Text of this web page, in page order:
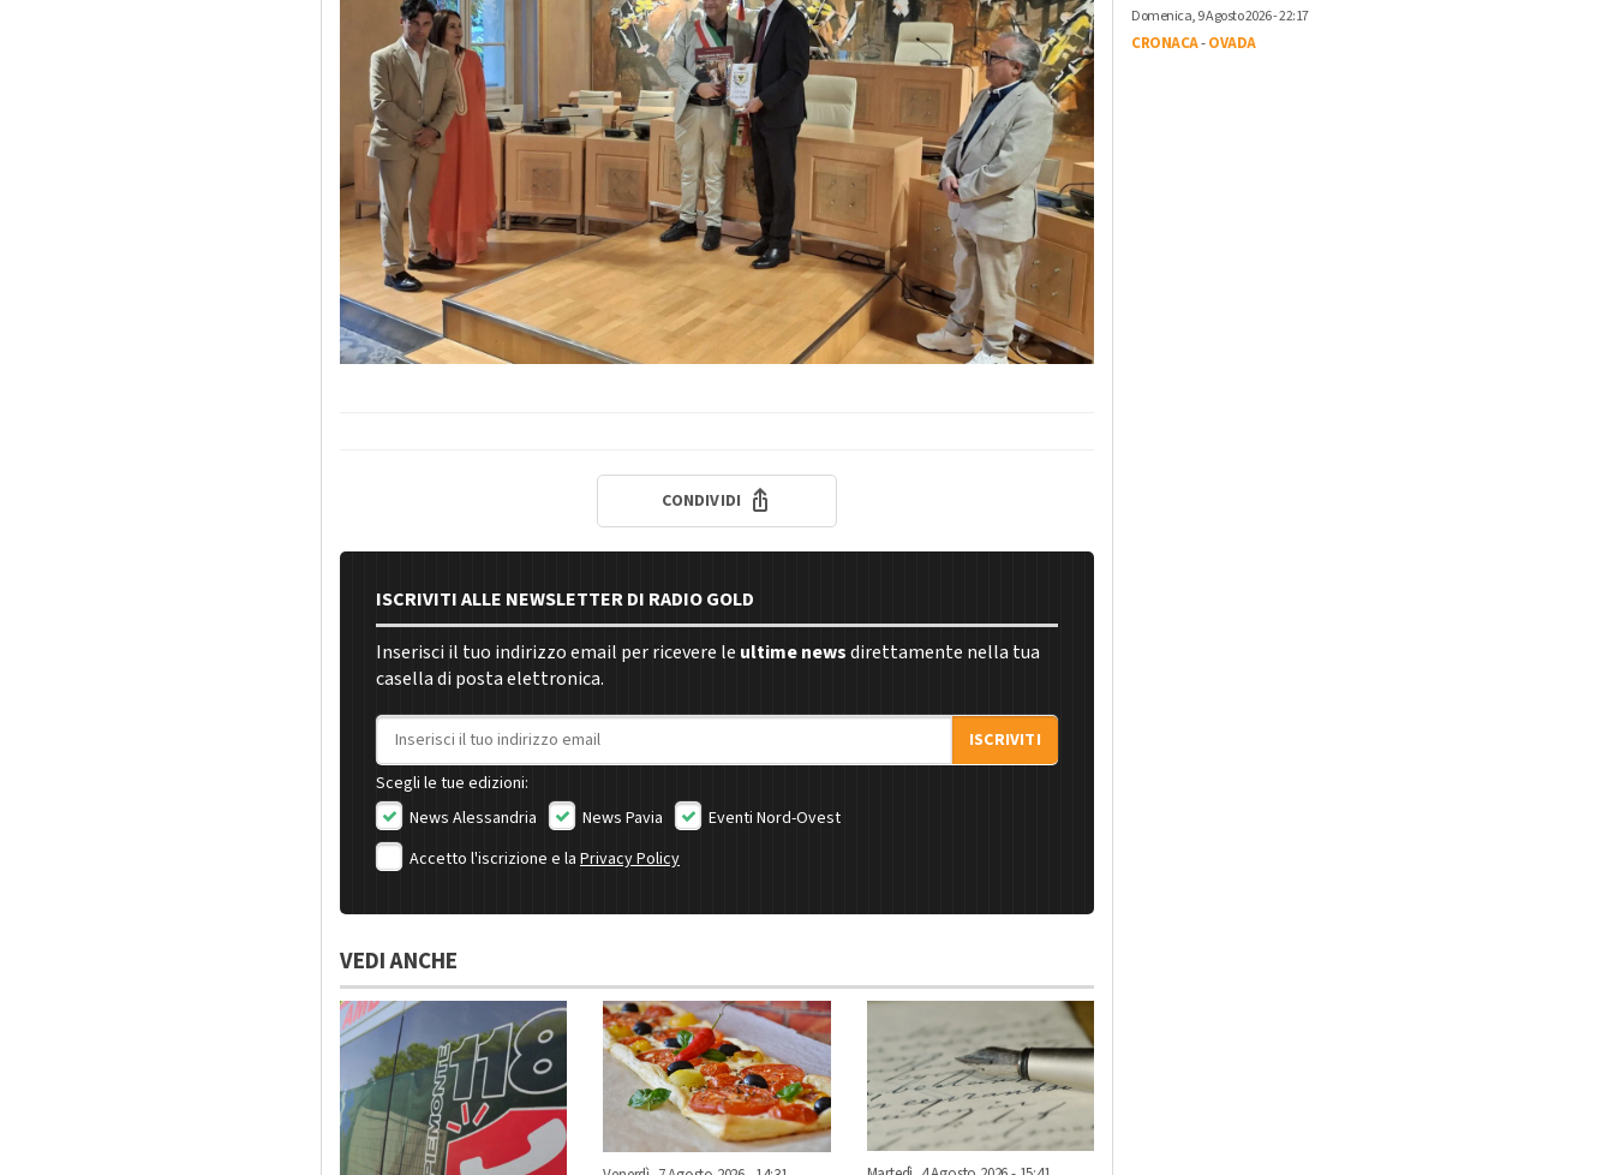
CONDIVIDI
ISCRIVITI ALLE NEWSLETTER DI RADIO GOLD
Inserisci il tuo indirizzo email per ricevere le ultime newsdirettamente nella tua
casella di posta elettronica.
Indirizzo email
ISCRIVITI
Scegli le tue edizioni:
News Alessandria
News Pavia
Eventi Nord-Ovest
Accetto l'iscrizione e la Privacy Policy
VEDI ANCHE
Domenica, 9 Agosto 2026 - 22:17
CRONACA-OVADA